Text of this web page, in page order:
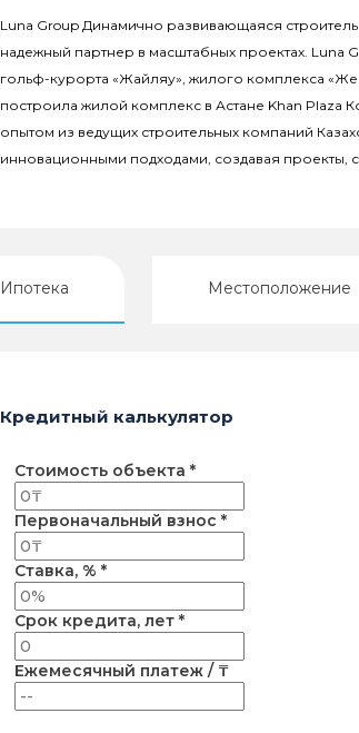
Luna Group Динамично развивающаяся
надежный партнер в масштабных проектах. Luna
гольф-курорта «Жайляу», жилого комплекса
построила жилой комплекс в Астане Khan Plaza
опытом из ведущих строительных компаний
инновационными подходами, создавая
Ипотека Местоположение
Кредитный калькулятор
Стоимость объекта *
Первоначальный взнос *
Ставка, % *
Срок кредита, лет *
Ежемесячный платеж / ₸